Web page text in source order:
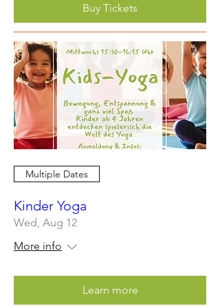
Buy Tickets
Multiple Dates
Kinder Yoga
Wed, Aug 12
More info
Learn more